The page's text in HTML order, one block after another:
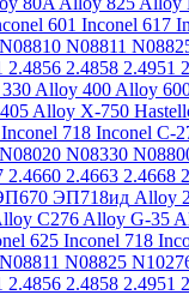
601 Inconel 617
N08810 N08811
2.4856 2.4858 2.4951
Alloy 400 Alloy
Alloy X-750
Inconel 718 Inconel C-
N08020 N08330
2.4660 2.4663 2.4668
ЭП718ид Alloy
C276 Alloy G-35
625 Inconel 718
N08811 N08825
2.4856 2.4858 2.4951